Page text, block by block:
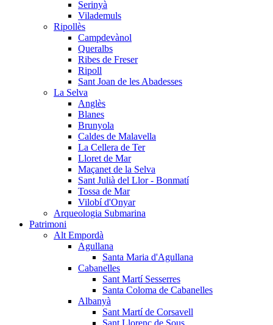
Serinyà
Vilademuls
Ripollès
Campdevànol
Queralbs
Ribes de Freser
Ripoll
Sant Joan de les Abadesses
La Selva
Anglès
Blanes
Brunyola
Caldes de Malavella
La Cellera de Ter
Lloret de Mar
Maçanet de la Selva
Sant Julià del Llor - Bonmatí
Tossa de Mar
Vilobí d'Onyar
Arqueologia Submarina
Patrimoni
Alt Empordà
Agullana
Santa Maria d'Agullana
Cabanelles
Sant Martí Sesserres
Santa Coloma de Cabanelles
Albanyà
Sant Martí de Corsavell
Sant Llorenç de Sous